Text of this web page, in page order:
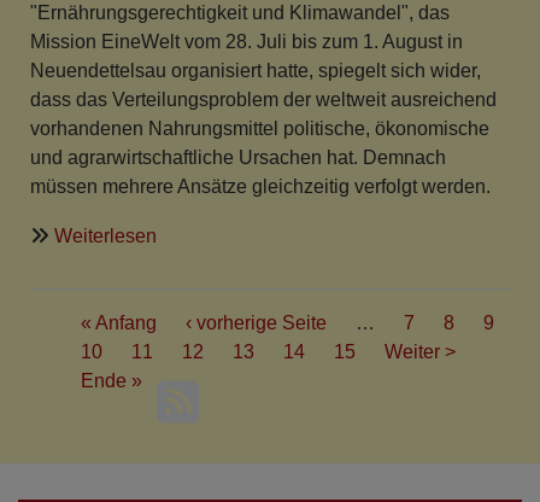
"Ernährungsgerechtigkeit und Klimawandel", das
Mission EineWelt vom 28. Juli bis zum 1. August in
Neuendettelsau organisiert hatte, spiegelt sich wider,
dass das Verteilungsproblem der weltweit ausreichend
vorhandenen Nahrungsmittel politische, ökonomische
und agrarwirtschaftliche Ursachen hat. Demnach
müssen mehrere Ansätze gleichzeitig verfolgt werden.
Weiterlesen
Symposion
"Ernährungsgerechtigkeit
EineWelt
Seitennummerierung
First
page
« Anfang
Vorherige
Seite
‹ vorherige Seite … Seite
7 Seite
8 Seite
9
Seite
10
Aktuelle
Seite
11 Seite
12 Seite
13 Seite
14 Seite
15
Nächste
Weiter >
Last
Ende »